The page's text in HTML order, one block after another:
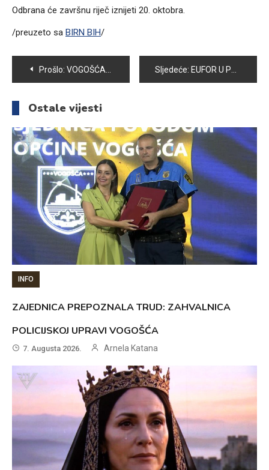
Odbrana će završnu riječ iznijeti 20. oktobra.
/preuzeto sa BIRN BIH/
Navigacija
članaka
Prošlo: VOGOŠĆANSKI FUDBALSKI KLUBOVI DOMAĆINI OVOG VIKENDA Sljedeće: EUFOR U POSJETI OPĆINI VOGOŠĆA
Ostale vijesti
INFO
ZAJEDNICA PREPOZNALA TRUD: ZAHVALNICA
POLICIJSKOJ UPRAVI VOGOŠĆA
7. Augusta 2026. Arnela Katana